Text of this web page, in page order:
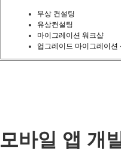
무상 컨설팅
유상컨설팅
마이그레이션 워크샵
업그레이드 마이그레이션
모바일 앱 개